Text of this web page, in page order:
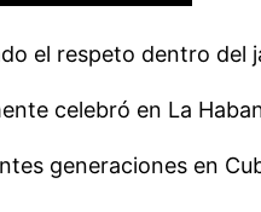
el respeto dentro del
celebró en La
generaciones en